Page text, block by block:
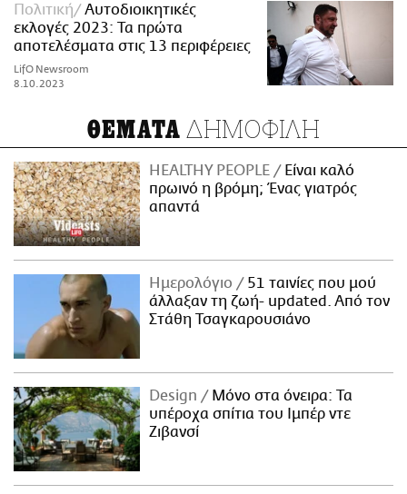
Πολιτική
Αυτοδιοικητικές
εκλογές 2023: Τα πρώτα
αποτελέσματα στις 13 περιφέρειες
LifO Newsroom
8.10.2023
ΘΕΜΑΤΑ ΔΗΜΟΦΙΛΗ
HEALTHY PEOPLE
Είναι καλό
πρωινό η βρόμη; Ένας γιατρός
απαντά
Ημερολόγιο
51 ταινίες που μού
άλλαξαν τη ζωή- updated. Aπό τον
Στάθη Τσαγκαρουσιάνο
Design
Μόνο στα όνειρα: Τα
υπέροχα σπίτια του Ιμπέρ ντε
Ζιβανσί